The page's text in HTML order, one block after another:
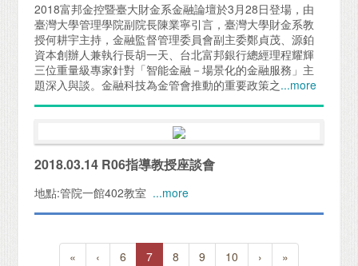
2018富邦金控暨臺大財金系金融論壇於3月28日登場，由
臺灣大學管理學院副院長陳業寧引言，臺灣大學財金系教
授何耕宇主持，金融監督管理委員會副主委鄭貞茂、源鉑
資本創辦人兼執行長胡一天、台北富邦銀行總經理程耀輝
三位重量級專家針對「智能金融－場景化的金融服務」主
題深入與談。金融科技為金管會推動的重要政策之...more
2018.03.14 R06指導教授座談會
地點:管院一館402教室 ...more
« ‹ 6 7 8 9 10 › »